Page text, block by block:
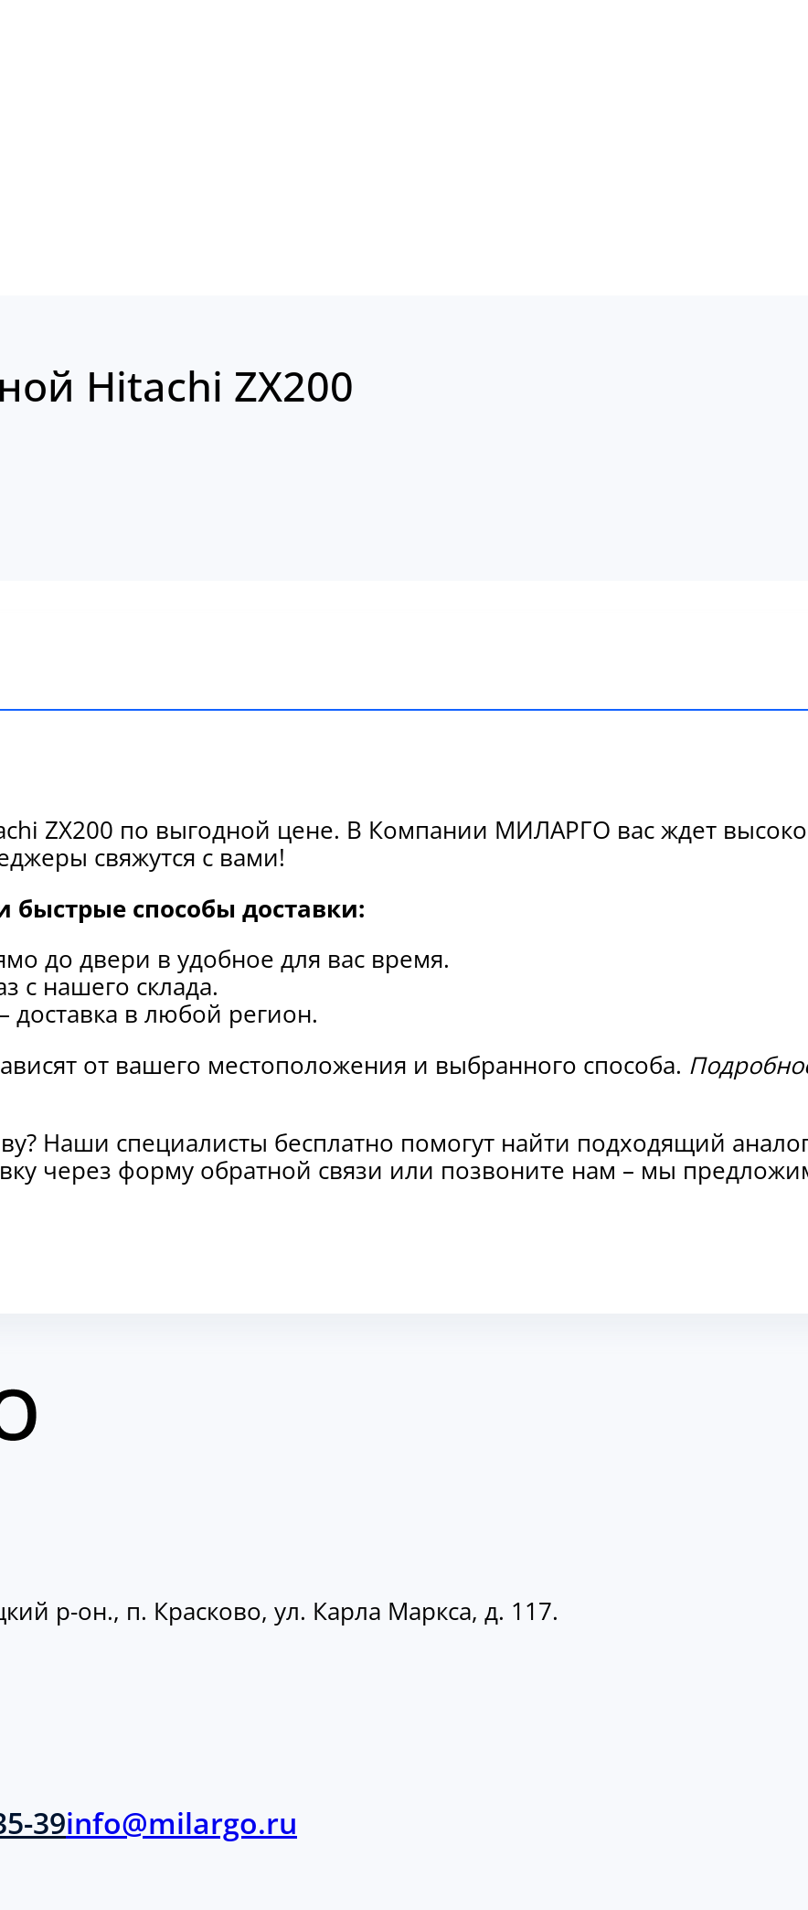
Hitachi ZX200
ZX200 по выгодной цене. В Компании МИЛАРГО вас ждет
свяжутся с вами!
способы доставки:
до двери в удобное для вас время.
с нашего склада.
– доставка в любой регион.
от вашего местоположения и выбранного способа.
Наши специалисты бесплатно помогут найти подходящий
через форму обратной связи или позвоните нам – мы
р-он., п. Красково, ул. Карла Маркса, д. 117.
39info@milargo.ru